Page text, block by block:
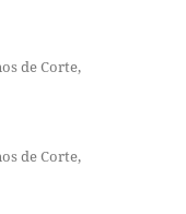
de Corte,
de Corte,